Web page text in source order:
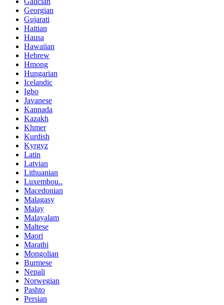
Georgian
Gujarati
Haitian
Hausa
Hawaiian
Hebrew
Hmong
Hungarian
Icelandic
Igbo
Javanese
Kannada
Kazakh
Khmer
Kurdish
Kyrgyz
Latin
Latvian
Lithuanian
Luxembou..
Macedonian
Malagasy
Malay
Malayalam
Maltese
Maori
Marathi
Mongolian
Burmese
Nepali
Norwegian
Pashto
Persian